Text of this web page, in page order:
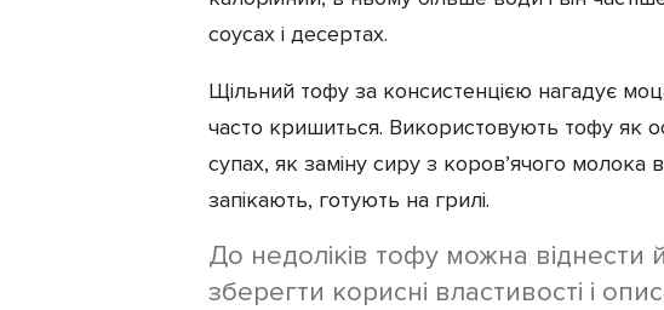
соусах і десертах.
Щільний тофу за консистенцією нагадує
часто кришиться. Використовують тофу як
супах, як заміну сиру з коров’ячого молока
запікають, готують на грилі.
До недоліків тофу можна віднести
зберегти корисні властивості і